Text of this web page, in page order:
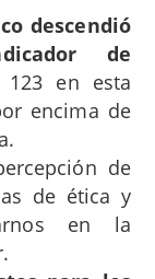
descendió
de
123 en esta
encima de
de
de ética y
en la